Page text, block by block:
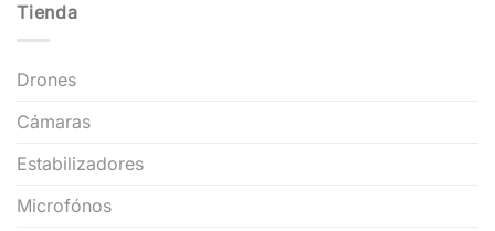
Tienda
Drones
Cámaras
Estabilizadores
Microfónos